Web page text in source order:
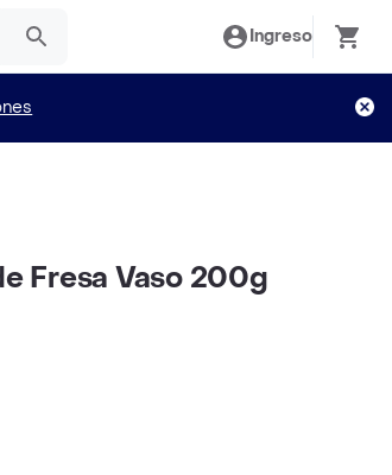
Ingreso
Fresa Vaso 200g